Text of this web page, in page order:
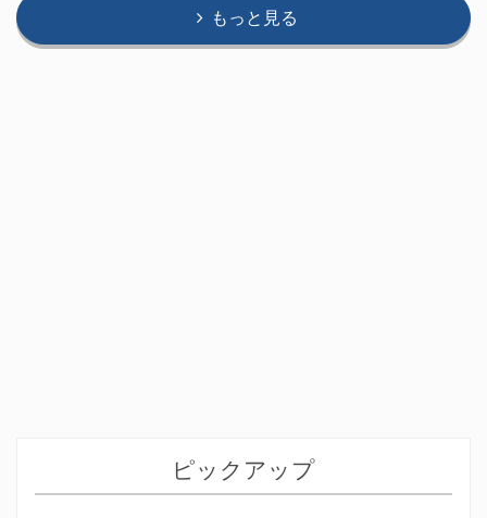
もっと見る
ピックアップ